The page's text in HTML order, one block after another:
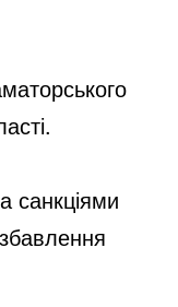
санкціями